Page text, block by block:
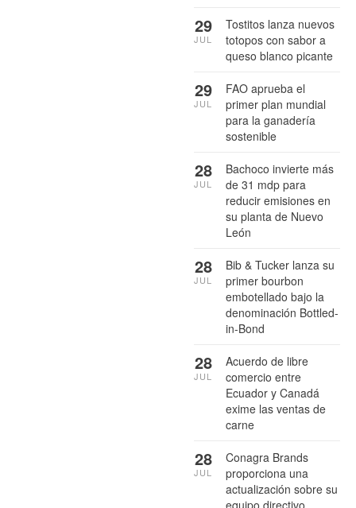
Tostitos lanza nuevos
totopos con sabor a
queso blanco picante
29
JUL
FAO aprueba el
primer plan mundial
para la ganadería
sostenible
29
JUL
Bachoco invierte más
de 31 mdp para
reducir emisiones en
su planta de Nuevo
León
28
JUL
Bib & Tucker lanza su
primer bourbon
embotellado bajo la
denominación Bottled-
in-Bond
28
JUL
Acuerdo de libre
comercio entre
Ecuador y Canadá
exime las ventas de
carne
28
JUL
Conagra Brands
proporciona una
actualización sobre su
equipo directivo
28
JUL